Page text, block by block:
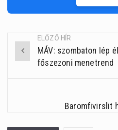
Post
navigation
ELŐZŐ HÍR
MÁV: szombaton lép
főszezoni menetrend
Baromfivirslit